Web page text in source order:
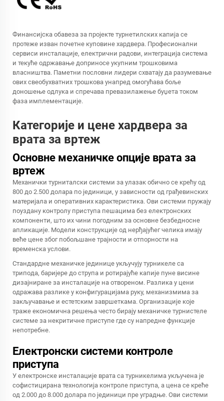
Финансијска обавеза за пројекте турнетилских капија се
протеже изван почетне куповине хардвера. Професионални
сервиси инсталације, електрични радови, интеграција система
и текуће одржавање доприносе укупним трошковима
власништва. Паметни пословни лидери схватају да разумевање
ових свеобухватних трошкова унапред омогућава боље
доношење одлука и спречава превазилажење буџета током
фаза имплементације.
Категорије и цене хардвера за
врата за вртеж
Основне механичке опције врата за
вртеж
Механички турниталски системи за улазак обично се крећу од
800 до 2.500 долара по јединици, у зависности од грађевинских
материјала и оперативних карактеристика. Ови системи пружају
поуздану контролу приступа пешацима без електронских
компоненти, што их чини погодним за основне безбедносне
апликације. Модели конструкције од нерђајућег челика имају
веће цене због побољшане трајности и отпорности на
временска услови.
Стандардне механичке јединице укључују турникеле са
трипода, баријере до струпа и ротирајуће капије пуне висине
дизајниране за инсталације на отвореном. Разлика у цени
одражава разлике у конфигурацијама руку, механизмима за
закључавање и естетским завршеткама. Организације које
траже економична решења често бирају механичке турнистеле
системе за некритичне приступе где су напредне функције
непотребне.
Електронски системи контроле
приступа
У електронске инсталације врата са турникелима укључена је
софистицирана технологија контроле приступа, а цена се креће
од 2.000 до 8.000 долара по јединици пре уградње. Ови системи